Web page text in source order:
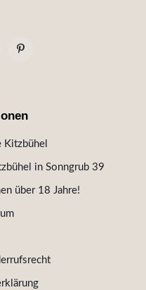
Kitzbühel
in Sonngrub 39
über 18 Jahre!